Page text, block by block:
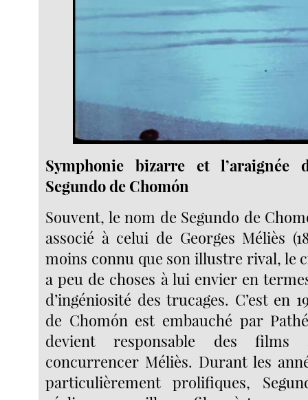
Symphonie bizarre et l’araignée
Segundo de Chomón
Souvent, le nom de Segundo de
associé à celui de Georges Méliès
moins connu que son illustre rival, le
a peu de choses à lui envier en
d’ingéniosité des trucages. C’est en
de Chomón est embauché par
devient responsable des
concurrencer Méliès. Durant les
particulièrement prolifiques,